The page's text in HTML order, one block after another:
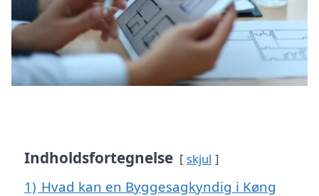
Indholdsfortegnelse skjul
1) Hvad kan en Byggesagkyndig i Køng